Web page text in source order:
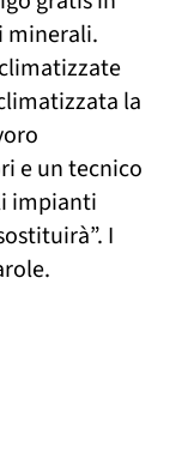
minerali.
la
e un tecnico
impianti
I